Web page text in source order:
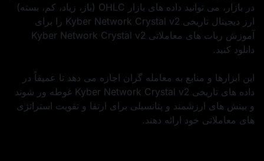
در بازار، می توانید داده‌ های بازار OHLC (باز، زیاد، کم، بسته)
ارز دیجیتال تاریخی Kyber Network Crystal v2 را برای
آموزش ربات‌ های معاملاتی Kyber Network Crystal v2
دانلود کنید.
این ابزارها و منابع به معامله‌ گران اجازه می‌ دهد تا عمیقاً در
داده‌ های تاریخی Kyber Network Crystal v2 غوطه‌ ور شوند
و بینش‌ های ارزشمند و پتانسیلی برای ارتقا و تقویت استراتژی‌
های معاملاتی خود ارائه دهند.